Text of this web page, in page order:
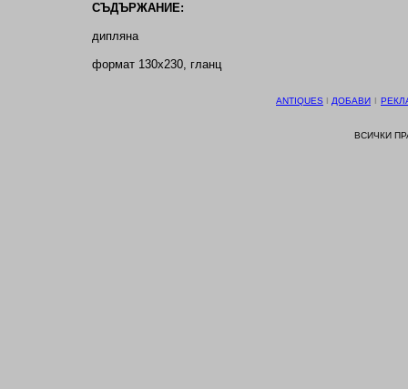
СЪДЪРЖАНИЕ:
дипляна
формат 130х230, гланц
ANTIQUES І ДОБАВИ І
ВСИЧКИ